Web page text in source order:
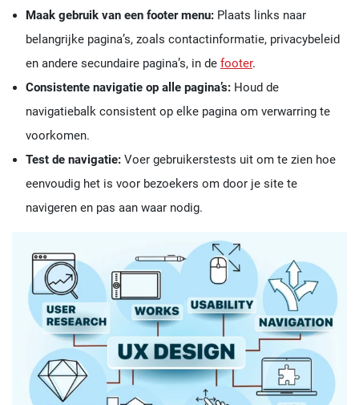
Maak gebruik van een footer menu:Plaats links naar
belangrijke pagina’s, zoals contactinformatie, privacybeleid
en andere secundaire pagina’s, in de footer.
Consistente navigatie op alle pagina’s:Houd de
navigatiebalk consistent op elke pagina om verwarring te
voorkomen.
Test de navigatie:Voer gebruikerstests uit om te zien hoe
eenvoudig het is voor bezoekers om door je site te
navigeren en pas aan waar nodig.